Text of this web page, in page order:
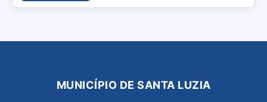
MUNICÍPIO DE SANTA LUZIA